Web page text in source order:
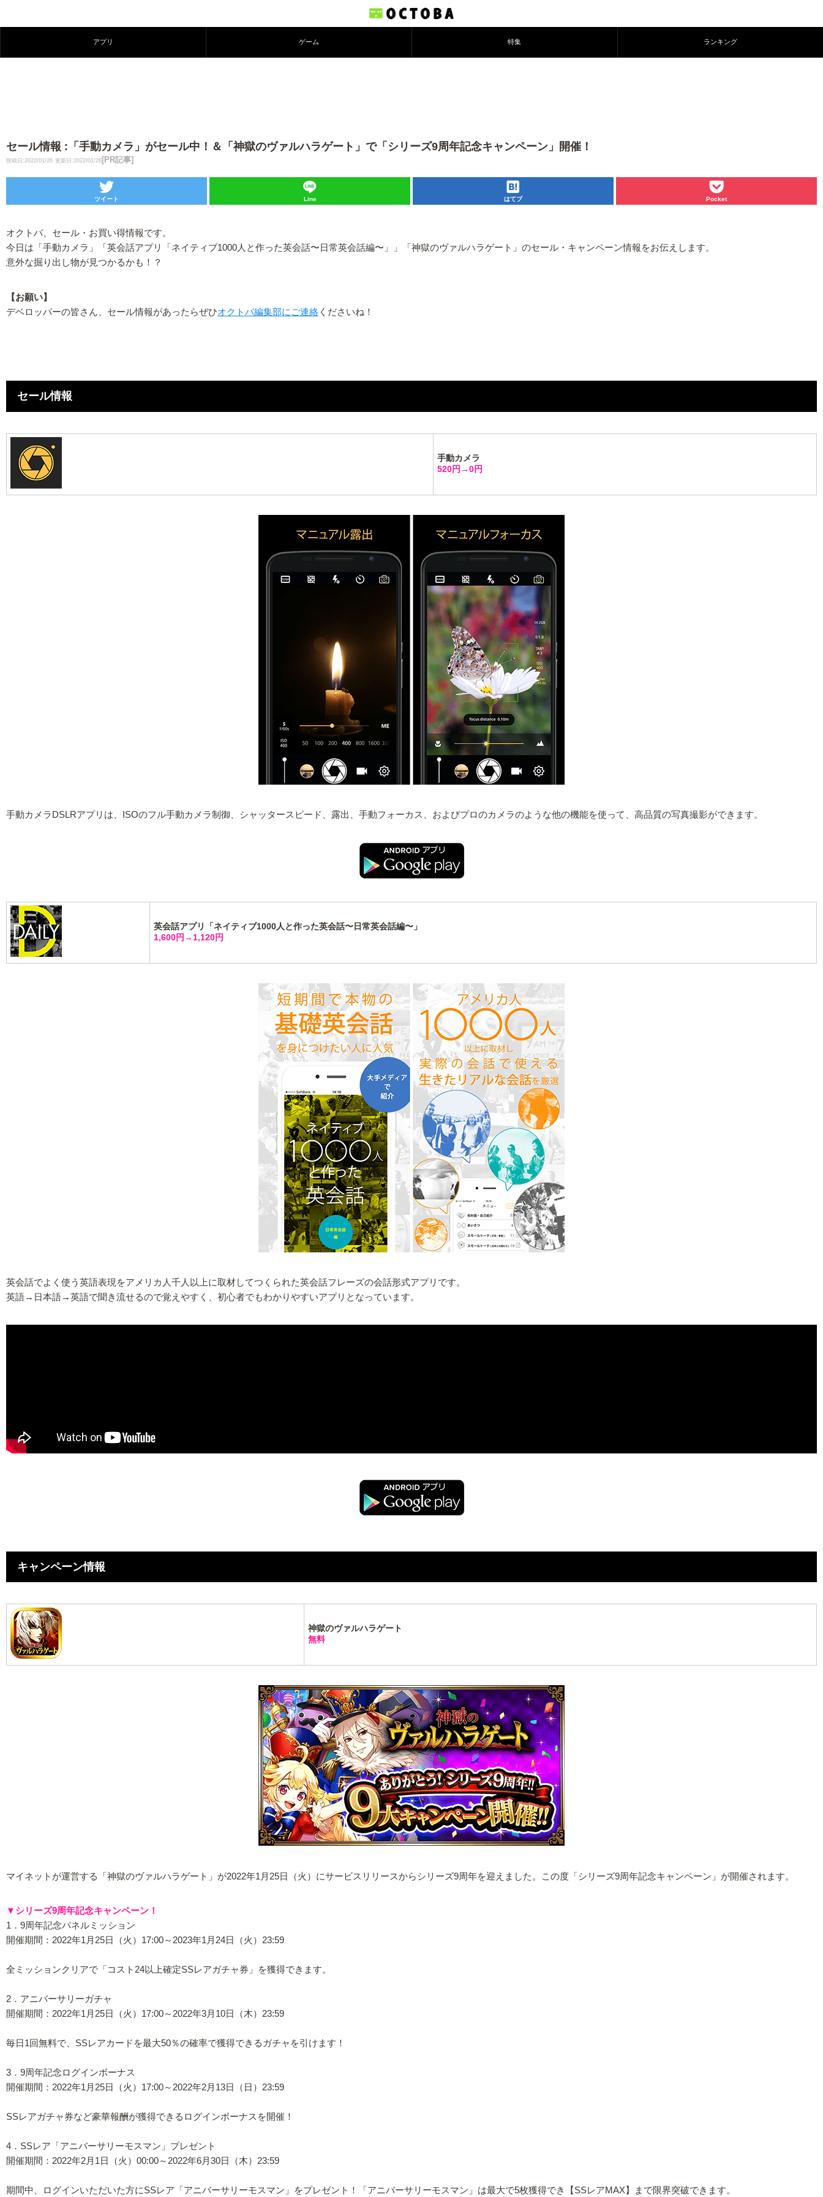
アプリ ゲーム 特集 ランキング
セール情報 :「手動カメラ」がセール中！＆「神獄のヴァルハラゲート」で「シリーズ9周年記念キャンペーン」開催！
投稿日:2022/01/26 更新日:2022/01/26 [PR記事]
ツイート Line はてブ Pocket
オクトバ、セール・お買い得情報です。
今日は「手動カメラ」「英会話アプリ「ネイティブ1000人と作った英会話〜日常英会話編〜」」「神獄のヴァルハラゲート」のセール・キャンペーン情報をお伝えします。
意外な掘り出し物が見つかるかも！？
【お願い】
デベロッパーの皆さん、セール情報があったらぜひオクトバ編集部にご連絡 くださいね！
セール情報
手動カメラ
520円→0円
手動カメラDSLRアプリは、ISOのフル手動カメラ制御、シャッタースピード、露出、手動フォーカス、およびプロのカメラのような他の機能を使って、高品質の写真撮影ができます。
英会話アプリ「ネイティブ1000人と作った英会話〜日常英会話編〜」
1,600円→1,120円
英会話でよく使う英語表現をアメリカ人千人以上に取材してつくられた英会話フレーズの会話形式アプリです。
英語→日本語→英語で聞き流せるので覚えやすく、初心者でもわかりやすいアプリとなっています。
キャンペーン情報
神獄のヴァルハラゲート
無料
マイネットが運営する「神獄のヴァルハラゲート」が2022年1月25日（火）にサービスリリースからシリーズ9周年を迎えました。この度「シリーズ9周年記念キャンペーン」が開催されます。
▼シリーズ9周年記念キャンペーン！
1．9周年記念パネルミッション
開催期間：2022年1月25日（火）17:00～2023年1月24日（火）23:59
全ミッションクリアで「コスト24以上確定SSレアガチャ券」を獲得できます。
2．アニバーサリーガチャ
開催期間：2022年1月25日（火）17:00～2022年3月10日（木）23:59
毎日1回無料で、SSレアカードを最大50％の確率で獲得できるガチャを引けます！
3．9周年記念ログインボーナス
開催期間：2022年1月25日（火）17:00～2022年2月13日（日）23:59
SSレアガチャ券など豪華報酬が獲得できるログインボーナスを開催！
4．SSレア「アニバーサリーモスマン」プレゼント
開催期間：2022年2月1日（火）00:00～2022年6月30日（木）23:59
期間中、ログインいただいた方にSSレア「アニバーサリーモスマン」をプレゼント！「アニバーサリーモスマン」は最大で5枚獲得でき【SSレアMAX】まで限界突破できます。